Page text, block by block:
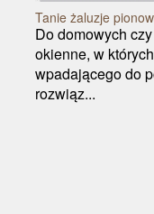
Tanie żaluzje
Do domowych
okienne, w
wpadającego do
rozwiąz...